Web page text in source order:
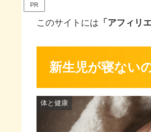
PR
このサイトには 「アフィリ
新生児が寝ない
体と健康